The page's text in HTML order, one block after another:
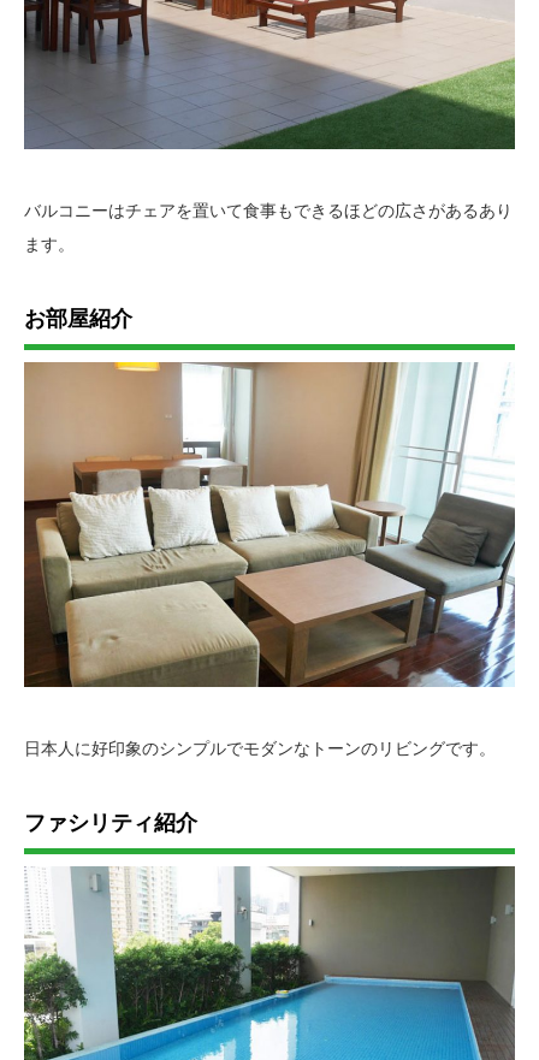
バルコニーはチェアを置いて食事もできるほどの広さがあるあり
ます。
お部屋紹介
日本人に好印象のシンプルでモダンなトーンのリビングです。
ファシリティ紹介